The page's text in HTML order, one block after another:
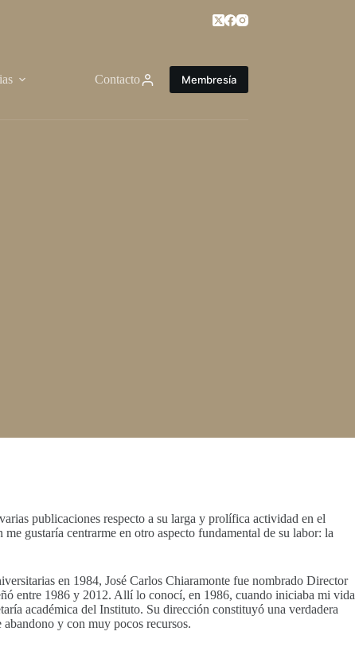
Contacto Membresía
publicaciones respecto a su larga y prolífica actividad en el
gustaría centrarme en otro aspecto fundamental de su labor: la
en 1984, José Carlos Chiaramonte fue nombrado Director
entre 1986 y 2012. Allí lo conocí, en 1986, cuando iniciaba mi vida
académica del Instituto. Su dirección constituyó una verdadera
y con muy pocos recursos.